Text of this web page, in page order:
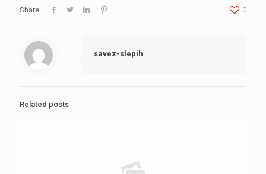
Share 0
savez-slepih
Related posts